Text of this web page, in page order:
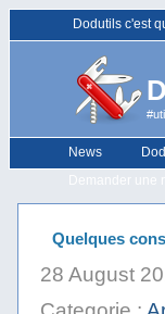
Dodutils c'est
News
Demander une
Quelques
28 August